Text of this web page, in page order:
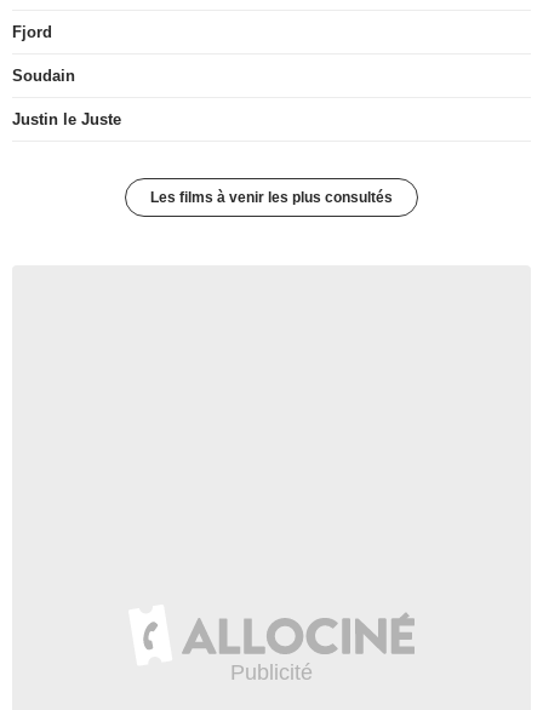
Fjord
Soudain
Justin le Juste
Les films à venir les plus consultés